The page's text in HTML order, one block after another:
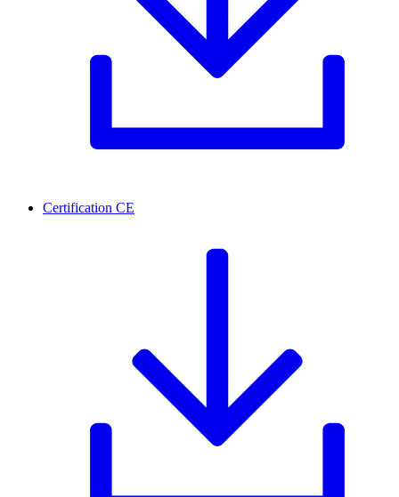
Certification CE